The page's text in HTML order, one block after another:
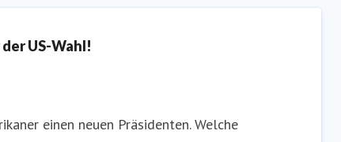
US-Wahl!
einen neuen Präsidenten. Welche